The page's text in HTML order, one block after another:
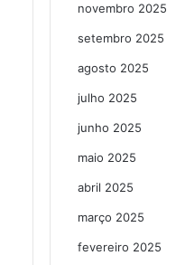
novembro 2025
setembro 2025
agosto 2025
julho 2025
junho 2025
maio 2025
abril 2025
março 2025
fevereiro 2025